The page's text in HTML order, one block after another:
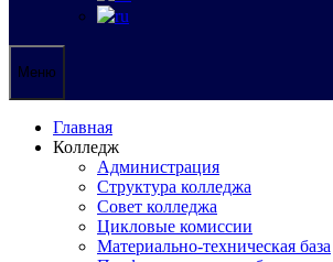
Меню
Главная
Колледж
Администрация
Структура колледжа
Совет колледжа
Цикловые комиссии
Материально-техническая база